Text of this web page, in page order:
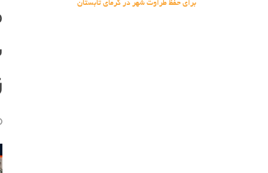
برای حفظ طراوت شهر در گرمای تابستان